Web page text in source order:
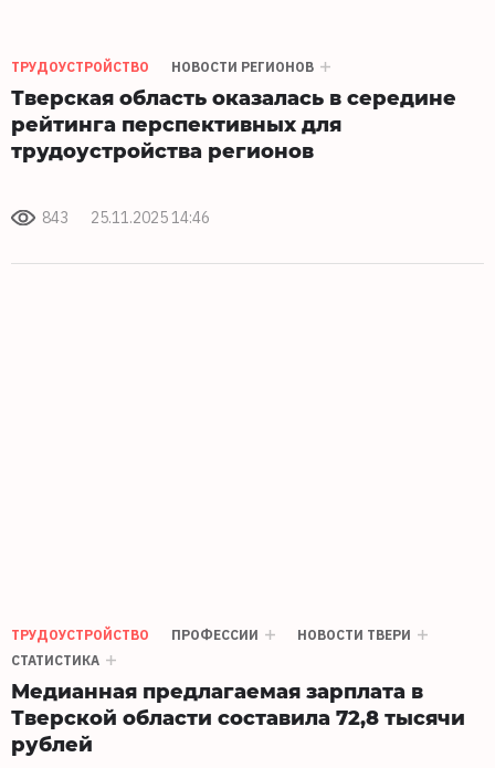
ТРУДОУСТРОЙСТВО НОВОСТИ РЕГИОНОВ
Тверская область оказалась в середине
рейтинга перспективных для
трудоустройства регионов
843 25.11.2025 14:46
ТРУДОУСТРОЙСТВО ПРОФЕССИИ
НОВОСТИ ТВЕРИ
СТАТИСТИКА
Медианная предлагаемая зарплата в
Тверской области составила 72,8 тысячи
рублей